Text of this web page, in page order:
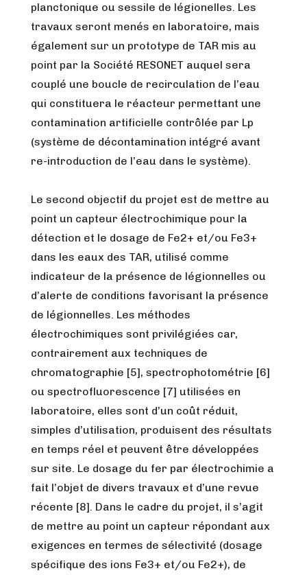
planctonique ou sessile de légionelles. Les
travaux seront menés en laboratoire, mais
également sur un prototype de TAR mis au
point par la Société RESONET auquel sera
couplé une boucle de recirculation de l’eau
qui constituera le réacteur permettant une
contamination artificielle contrôlée par Lp
(système de décontamination intégré avant
re-introduction de l’eau dans le système).
Le second objectif du projet est de mettre au
point un capteur électrochimique pour la
détection et le dosage de Fe2+ et/ou Fe3+
dans les eaux des TAR, utilisé comme
indicateur de la présence de légionnelles ou
d’alerte de conditions favorisant la présence
de légionnelles. Les méthodes
électrochimiques sont privilégiées car,
contrairement aux techniques de
chromatographie [5], spectrophotométrie [6]
ou spectrofluorescence [7] utilisées en
laboratoire, elles sont d’un coût réduit,
simples d’utilisation, produisent des résultats
en temps réel et peuvent être développées
sur site. Le dosage du fer par électrochimie a
fait l’objet de divers travaux et d’une revue
récente [8]. Dans le cadre du projet, il s’agit
de mettre au point un capteur répondant aux
exigences en termes de sélectivité (dosage
spécifique des ions Fe3+ et/ou Fe2+), de